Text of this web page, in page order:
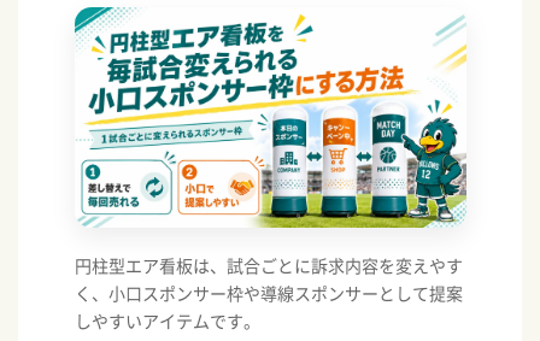
円柱型エア看板は、試合ごとに訴求内容を変えやす
く、小口スポンサー枠や導線スポンサーとして提案
しやすいアイテムです。